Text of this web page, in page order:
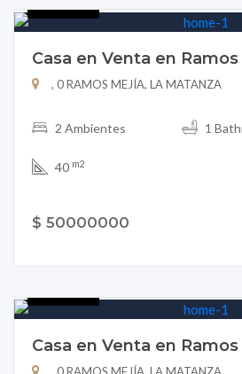
Casa en Venta en
, 0 RAMOS MEJÍA, LA MATANZA
2 Ambientes 1
40 m2
$ 50000000
Casa en Venta en
, 0 RAMOS MEJÍA, LA MATANZA